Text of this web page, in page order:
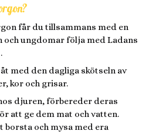
får du tillsammans med en
och ungdomar följa med Ladans
med den dagliga skötseln av
kor och grisar.
djuren, förbereder deras
att ge dem mat och vatten.
borsta och mysa med era